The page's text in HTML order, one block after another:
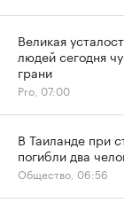
Великая
людей сегодня
грани
Pro, 07:00
В Таиланде при
погибли два
Общество, 06:56